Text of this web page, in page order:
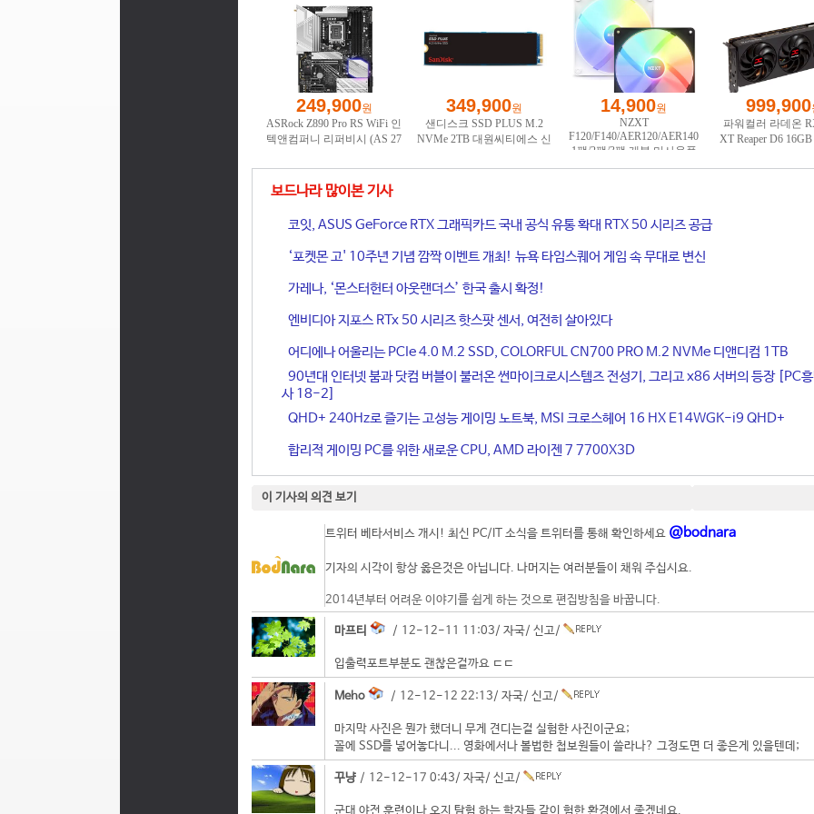
보드나라 많이본 기사
코잇, ASUS GeForce RTX 그래픽카드 국내 공식 유통 확대 RTX 50 시리즈 공급
‘포켓몬 고' 10주년 기념 깜짝 이벤트 개최! 뉴욕 타임스퀘어 게임 속 무대로 변신
가레나, ‘몬스터헌터 아웃랜더스’ 한국 출시 확정!
엔비디아 지포스 RTx 50 시리즈 핫스팟 센서, 여전히 살아있다
어디에나 어울리는 PCIe 4.0 M.2 SSD, COLORFUL CN700 PRO M.2 NVMe 디앤디컴 1TB
90년대 인터넷 붐과 닷컴 버블이 불러온 썬마이크로시스템즈 전성기, 그리고 x86 서버의 등장 [PC
사 18-2]
QHD+ 240Hz로 즐기는 고성능 게이밍 노트북, MSI 크로스헤어 16 HX E14WGK-i9 QHD+
합리적 게이밍 PC를 위한 새로운 CPU, AMD 라이젠 7 7700X3D
이 기사의 의견 보기
트위터 베타서비스 개시! 최신 PC/IT 소식을 트위터를 통해 확인하세요 @bodnara
기자의 시각이 항상 옳은것은 아닙니다. 나머지는 여러분들이 채워 주십시요.
2014년부터 어려운 이야기를 쉽게 하는 것으로 편집방침을 바꿉니다.
마프티 / 12-12-11 11:03/ 자국/ 신고/
입출력포트부분도 괜찮은걸까요 ㄷㄷ
Meho / 12-12-12 22:13/ 자국/ 신고/
마지막 사진은 뭔가 했더니 무게 견디는걸 실험한 사진이군요;
꼴에 SSD를 넣어놓다니... 영화에서나 볼법한 첩보원들이 쓸라나? 그정도면 더 좋은게 있을텐데;
꾸냥 / 12-12-17 0:43/ 자국/ 신고/
군대 야전 훈련이나 오지 탐험 하는 학자들 같이 험한 환경에서 좋겠네요.